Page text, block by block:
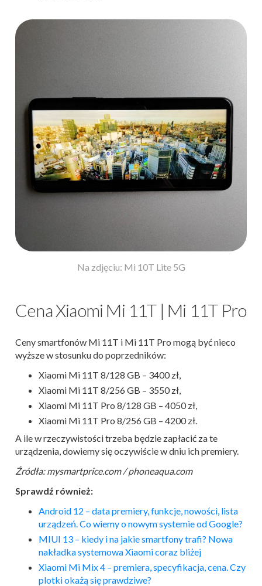
Na zdjęciu: Mi 10T Lite 5G
Cena Xiaomi Mi 11T | Mi 11T Pro
Ceny smartfonów Mi 11T i Mi 11T Pro mogą być nieco
wyższe w stosunku do poprzedników:
Xiaomi Mi 11T 8/128 GB – 3400 zł,
Xiaomi Mi 11T 8/256 GB – 3550 zł,
Xiaomi Mi 11T Pro 8/128 GB – 4050 zł,
Xiaomi Mi 11T Pro 8/256 GB – 4200 zł.
A ile w rzeczywistości trzeba będzie zapłacić za te
urządzenia, dowiemy się oczywiście w dniu ich premiery.
Źródła: mysmartprice.com / phoneaqua.com
Sprawdź również:
Android 12 – data premiery, funkcje, nowości, lista
urządzeń. Co wiemy o nowym systemie od Google?
MIUI 13 – kiedy i na jakie smartfony trafi? Nowa
nakładka systemowa Xiaomi coraz bliżej
Xiaomi Mi Mix 4 – premiera, specyfikacja, cena. Czy
plotki okażą się prawdziwe?